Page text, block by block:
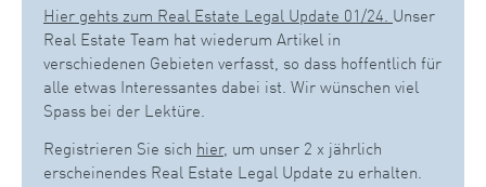
Hier gehts zum Real Estate Legal Update 01/24. Unser
Real Estate Team hat wiederum Artikel in
verschiedenen Gebieten verfasst, so dass hoffentlich für
alle etwas Interessantes dabei ist. Wir wünschen viel
Spass bei der Lektüre.
Registrieren Sie sich hier, um unser 2 x jährlich
erscheinendes Real Estate Legal Update zu erhalten.